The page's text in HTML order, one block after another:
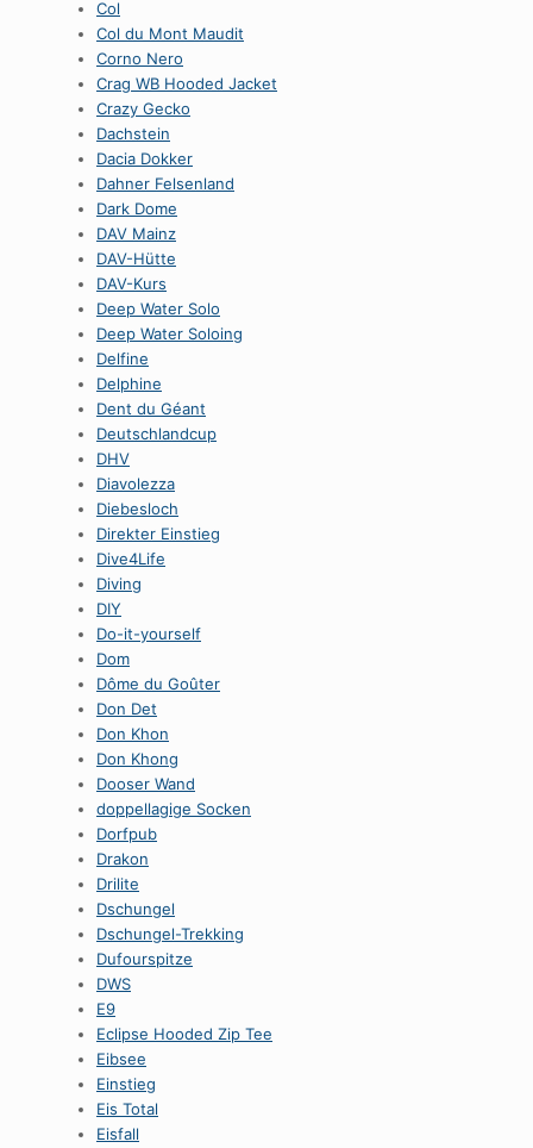
Col
Col du Mont Maudit
Corno Nero
Crag WB Hooded Jacket
Crazy Gecko
Dachstein
Dacia Dokker
Dahner Felsenland
Dark Dome
DAV Mainz
DAV-Hütte
DAV-Kurs
Deep Water Solo
Deep Water Soloing
Delfine
Delphine
Dent du Géant
Deutschlandcup
DHV
Diavolezza
Diebesloch
Direkter Einstieg
Dive4Life
Diving
DIY
Do-it-yourself
Dom
Dôme du Goûter
Don Det
Don Khon
Don Khong
Dooser Wand
doppellagige Socken
Dorfpub
Drakon
Drilite
Dschungel
Dschungel-Trekking
Dufourspitze
DWS
E9
Eclipse Hooded Zip Tee
Eibsee
Einstieg
Eis Total
Eisfall